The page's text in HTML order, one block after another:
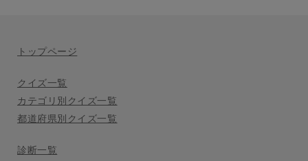
トップページ
クイズ一覧
カテゴリ別クイズ一覧
都道府県別クイズ一覧
診断一覧